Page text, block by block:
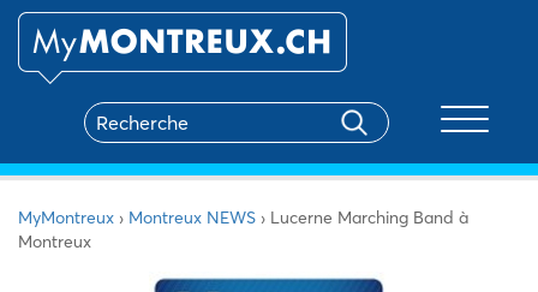
MyMontreux › Montreux NEWS › Lucerne Marching Band à
Montreux